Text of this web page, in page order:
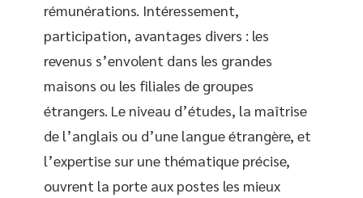
rémunérations. Intéressement,
participation, avantages divers : les
revenus s’envolent dans les grandes
maisons ou les filiales de groupes
étrangers. Le niveau d’études, la maîtrise
de l’anglais ou d’une langue étrangère, et
l’expertise sur une thématique précise,
ouvrent la porte aux postes les mieux